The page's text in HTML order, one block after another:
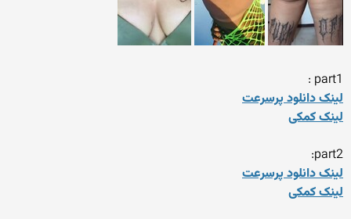
part1 :
لینک دانلود پرسرعت
لینک کمکی
part2:
لینک دانلود پرسرعت
لینک کمکی